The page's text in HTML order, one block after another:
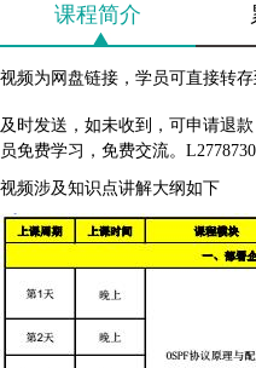
课程简介
视频为网盘链接，学员可直接转
及时发送，如未收到，可申请退
员免费学习，免费交流。
视频涉及知识点讲解大纲如下